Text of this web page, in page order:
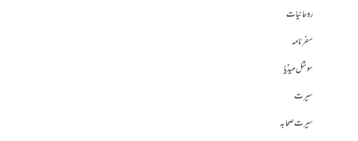
روحانیات
سفرنامہ
سوشل میڈیا
سیرت
سیرت صحابہ